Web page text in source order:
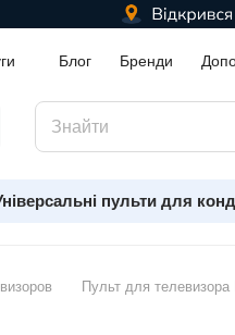
Блог Бренди
пульти для
Пульт для